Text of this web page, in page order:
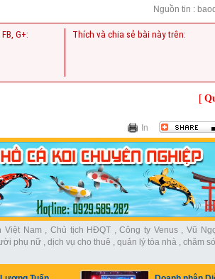
Nguồn tin :
G+: Thích và chia sẻ bài này trên:
[
In
Việt Nam , Chủ tịch HĐQT ,Công ty Venus,Vũ
phụ nữ , dịch vụ cho thuê , quản lý tòa nhà , chăm